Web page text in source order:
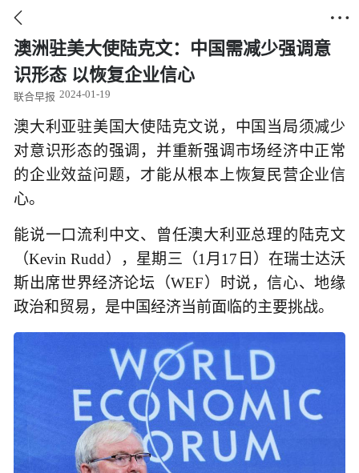
 
澳洲驻美大使陆克文：中国需减少强调意
识形态 以恢复企业信心
联合早报 2024-01-19
澳大利亚驻美国大使陆克文说，中国当局须减少
对意识形态的强调，并重新强调市场经济中正常
的企业效益问题，才能从根本上恢复民营企业信
心。
能说一口流利中文、曾任澳大利亚总理的陆克文
（Kevin Rudd），星期三（1月17日）在瑞士达沃
斯出席世界经济论坛（WEF）时说，信心、地缘
政治和贸易，是中国经济当前面临的主要挑战。